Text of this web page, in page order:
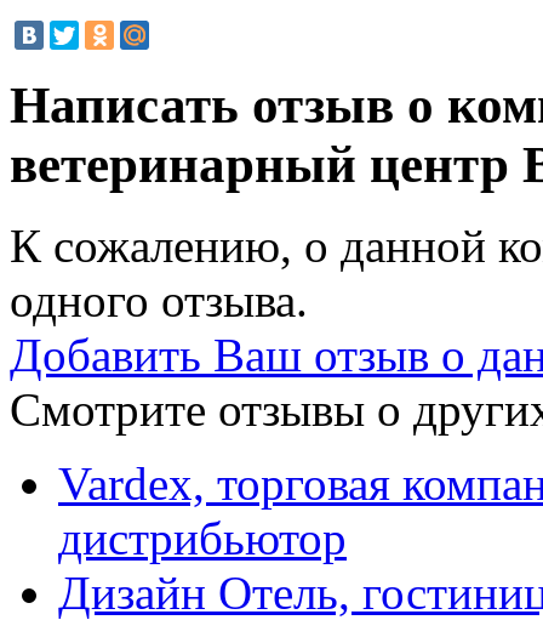
Написать отзыв о
ветеринарный центр
К сожалению, о данной
одного отзыва.
Добавить Ваш отзыв о
Смотрите отзывы о
Vardex, торговая
дистрибьютор
Дизайн Отель,